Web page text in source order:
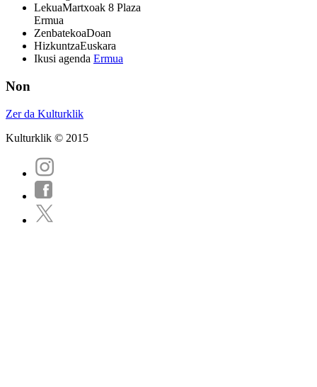
LekuaMartxoak 8 Plaza
Ermua
ZenbatekoaDoan
HizkuntzaEuskara
Ikusi agenda Ermua
Non
Zer da Kulturklik
Kulturklik © 2015